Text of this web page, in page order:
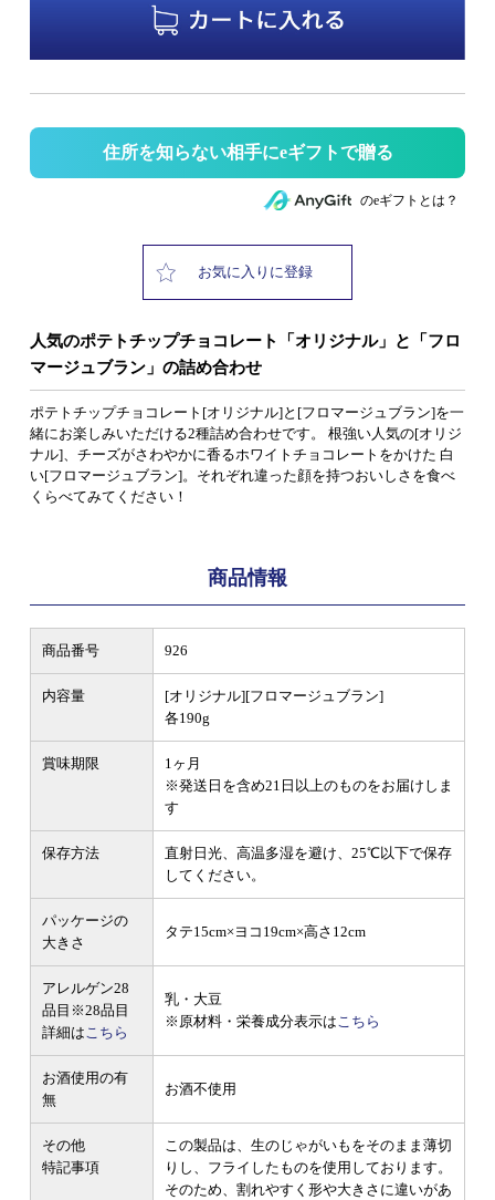
住所を知らない相手にeギフトで贈る
のeギフトとは？
お気に入りに登録
人気のポテトチップチョコレート「オリジナル」と「フロ
マージュブラン」の詰め合わせ
ポテトチップチョコレート[オリジナル]と[フロマージュブラン]を一
緒にお楽しみいただける2種詰め合わせです。 根強い人気の[オリジ
ナル]、チーズがさわやかに香るホワイトチョコレートをかけた 白
い[フロマージュブラン]。それぞれ違った顔を持つおいしさを食べ
くらべてみてください！
商品情報
商品番号 926
内容量
[オリジナル][フロマージュブラン]
各190g
賞味期限
1ヶ月
※発送日を含め21日以上のものをお届けしま
す
保存方法
直射日光、高温多湿を避け、25℃以下で保存
してください。
パッケージの
大きさ
タテ15cm×ヨコ19cm×高さ12cm
アレルゲン28
品目 ※28品目
詳細はこちら
乳・大豆
※原材料・栄養成分表示はこちら
お酒使用の有
無
お酒不使用
その他
特記事項
この製品は、生のじゃがいもをそのまま薄切
りし、フライしたものを使用しております。
そのため、割れやすく形や大きさに違いがあ